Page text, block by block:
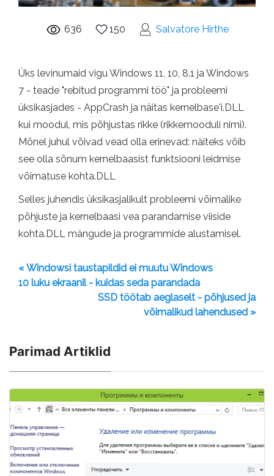
636 150 Salvatore Hirthe
Üks levinumaid vigu Windows 11, 10, 8.1 ja Windows
7 - teade "rebitud programmi töö" ja probleemi
üksikasjades - AppCrash ja näitas kernelbase'i.DLL
kui moodul, mis põhjustas rikke (rikkemooduli nimi).
Mõnel juhul võivad vead olla erinevad: näiteks võib
see olla sõnum kernelbaasist funktsiooni leidmise
võimatuse kohta.DLL
Selles juhendis üksikasjalikult probleemi võimalike
põhjuste ja kernelbaasi vea parandamise viiside
kohta.DLL mängude ja programmide alustamisel.
« Windowsi taustapildid ei muutu Windows
10 luku ekraanil - kuidas seda parandada
SSD töötab aeglaselt - põhjused ja
võimalikud lahendused »
Parimad Artiklid